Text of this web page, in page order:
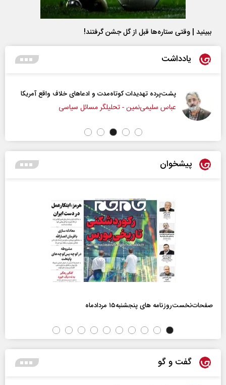
ببینید | وقتی ستاره‌ها قبل از گل جشن گرفتند!
یادداشت
پشت‌پرده تهدیدات کوتاه‏‌مدت و ادعا‌های خلاف واقع آمریکا
عباس سلیمی‌نمین - تحلیلگر مسائل سیاسی
پیشخوان
صفحات‌نخست‌روزنامه ها‌ی پنجشنبه‌۱۵ مردادماه
گفت و گو